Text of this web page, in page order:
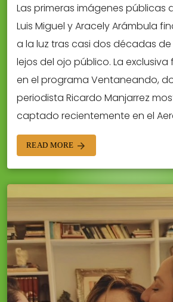
Las primeras imágenes públicas
Luis Miguel y Aracely Arámbula
a la luz tras casi dos décadas
lejos del ojo público. La
en el programa Ventaneando,
periodista Ricardo Manjarrez
captado recientemente en el
READ MORE arrow_forward